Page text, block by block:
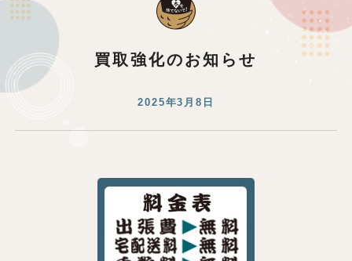
買取強化のお知らせ
2025年3月8日